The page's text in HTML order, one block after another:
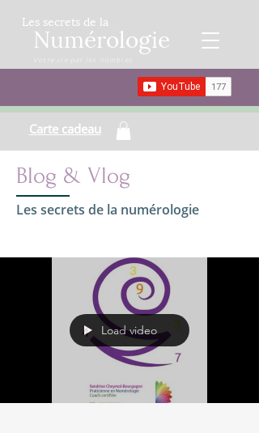
Les secrets de la
Numérologie
Carte cadeau
Blog & Vlog
Les secrets de la numérologie
Load video